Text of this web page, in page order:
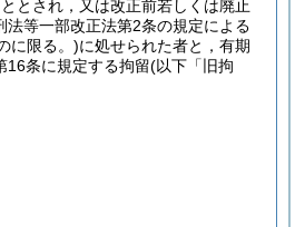
とされ，又は改正前若しくは廃止
等一部改正法第2条の規定による
に限る。)に処せられた者と，有期
16条に規定する拘留(以下「旧拘